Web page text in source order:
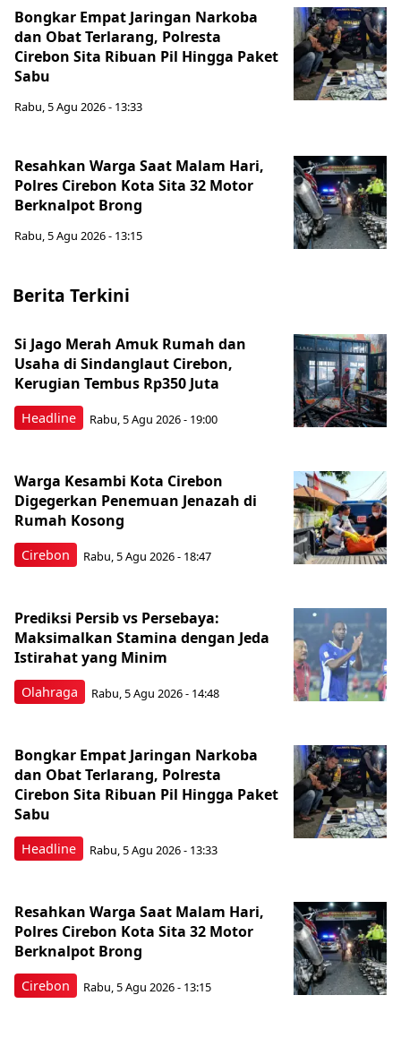
Bongkar Empat Jaringan Narkoba
dan Obat Terlarang, Polresta
Cirebon Sita Ribuan Pil Hingga Paket
Sabu
Rabu, 5 Agu 2026 - 13:33
Resahkan Warga Saat Malam Hari,
Polres Cirebon Kota Sita 32 Motor
Berknalpot Brong
Rabu, 5 Agu 2026 - 13:15
Berita Terkini
Headline
Si Jago Merah Amuk Rumah dan
Usaha di Sindanglaut Cirebon,
Kerugian Tembus Rp350 Juta
Rabu, 5 Agu 2026 - 19:00
Cirebon
Warga Kesambi Kota Cirebon
Digegerkan Penemuan Jenazah di
Rumah Kosong
Rabu, 5 Agu 2026 - 18:47
Olahraga
Prediksi Persib vs Persebaya:
Maksimalkan Stamina dengan Jeda
Istirahat yang Minim
Rabu, 5 Agu 2026 - 14:48
Headline
Bongkar Empat Jaringan Narkoba
dan Obat Terlarang, Polresta
Cirebon Sita Ribuan Pil Hingga Paket
Sabu
Rabu, 5 Agu 2026 - 13:33
Cirebon
Resahkan Warga Saat Malam Hari,
Polres Cirebon Kota Sita 32 Motor
Berknalpot Brong
Rabu, 5 Agu 2026 - 13:15